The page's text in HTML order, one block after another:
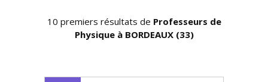
10 premiers résultats de Professeurs de
Physique à BORDEAUX (33)